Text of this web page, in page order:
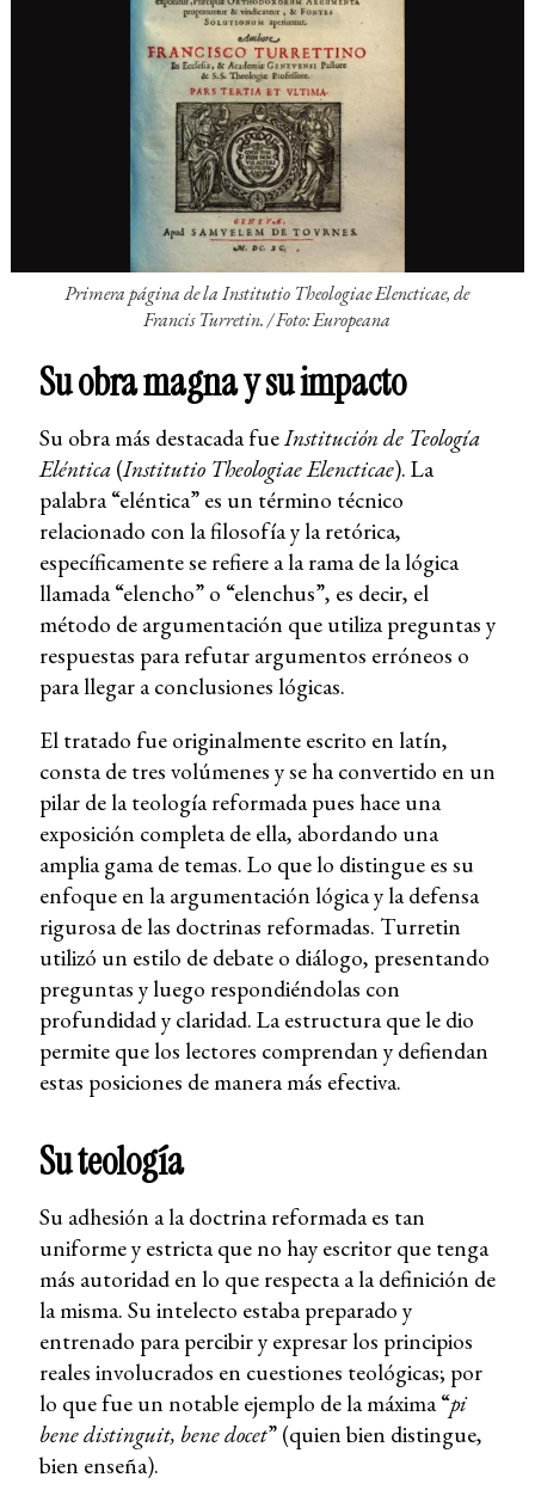
Primera página de laInstitutio Theologiae Elencticae, de
Francis Turretin. /Foto: Europeana
Su obra magna y su impacto
Su obra más destacada fueInstitución de Teología
Eléntica(Institutio Theologiae Elencticae). La
palabra “eléntica” es un término técnico
relacionado con la filosofía y la retórica,
específicamente se refiere a la rama de la lógica
llamada “elencho” o “elenchus”, es decir, el
método de argumentación que utiliza preguntas y
respuestas para refutar argumentos erróneos o
para llegar a conclusiones lógicas.
El tratado fue originalmente escrito en latín,
consta de tres volúmenes y se ha convertido en un
pilar de la teología reformada pues hace una
exposición completa de ella, abordando una
amplia gama de temas. Lo que lo distingue es su
enfoque en la argumentación lógica y la defensa
rigurosa de las doctrinas reformadas. Turretin
utilizó un estilo de debate o diálogo, presentando
preguntas y luego respondiéndolas con
profundidad y claridad. La estructura que le dio
permite que los lectores comprendan y defiendan
estas posiciones de manera más efectiva.
Su teología
Su adhesión a la doctrina reformada es tan
uniforme y estricta que no hay escritor que tenga
más autoridad en lo que respecta a la definición de
la misma. Su intelecto estaba preparado y
entrenado para percibir y expresar los principios
reales involucrados en cuestiones teológicas; por
lo que fue un notable ejemplo de la máxima “pi
bene distinguit, bene docet” (quien bien distingue,
bien enseña).